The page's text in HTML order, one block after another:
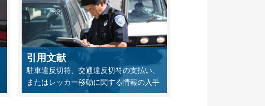
引用文献
駐車違反切符、交通違反切符の支払い、
またはレッカー移動に関する情報の入手